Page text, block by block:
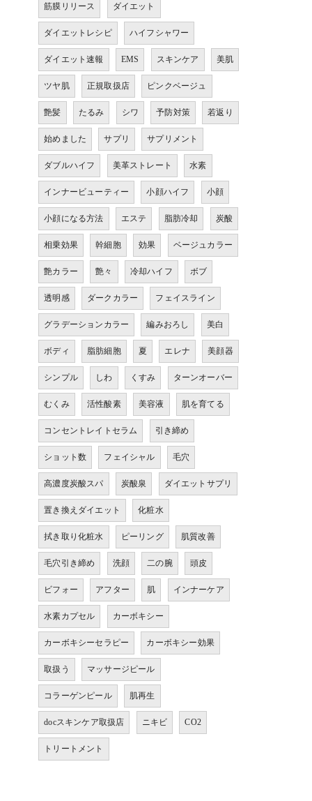
筋膜リリース ダイエット
ダイエットレシピ ハイフシャワー
ダイエット速報 EMS スキンケア 美肌
ツヤ肌 正規取扱店 ピンクベージュ
艶髪 たるみ シワ 予防対策 若返り
始めました サプリ サプリメント
ダブルハイフ 美革ストレート 水素
インナービューティー 小顔ハイフ 小顔
小顔になる方法 エステ 脂肪冷却 炭酸
相乗効果 幹細胞 効果 ベージュカラー
艶カラー 艶々 冷却ハイフ ボブ
透明感 ダークカラー フェイスライン
グラデーションカラー 編みおろし 美白
ボディ 脂肪細胞 夏 エレナ 美顔器
シンプル しわ くすみ ターンオーバー
むくみ 活性酸素 美容液 肌を育てる
コンセントレイトセラム 引き締め
ショット数 フェイシャル 毛穴
高濃度炭酸スパ 炭酸泉 ダイエットサプリ
置き換えダイエット 化粧水
拭き取り化粧水 ピーリング 肌質改善
毛穴引き締め 洗顔 二の腕 頭皮
ビフォー アフター 肌 インナーケア
水素カプセル カーボキシー
カーボキシーセラピー カーボキシー効果
取扱う マッサージピール
コラーゲンピール 肌再生
docスキンケア取扱店 ニキビ CO2
トリートメント